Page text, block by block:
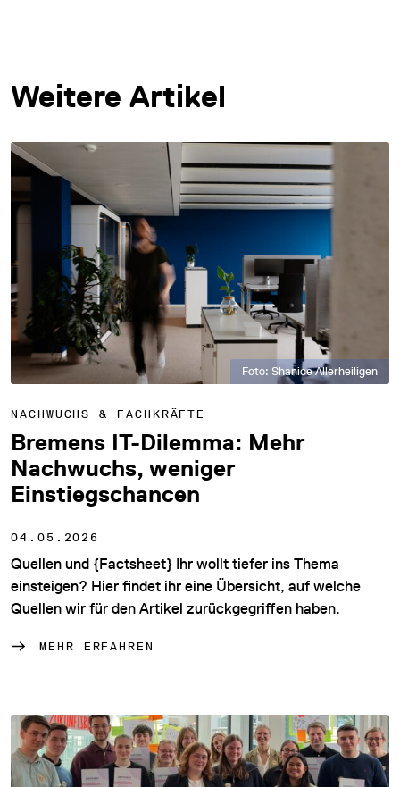
Weitere Artikel
Foto: Shanice Allerheiligen
NACHWUCHS & FACHKRÄFTE
Bremens IT-Dilemma: Mehr
Nachwuchs, weniger
Einstiegschancen
04.05.2026
Quellen und {Factsheet} Ihr wollt tiefer ins Thema
einsteigen? Hier findet ihr eine Übersicht, auf welche
Quellen wir für den Artikel zurückgegriffen haben.
MEHR ERFAHREN